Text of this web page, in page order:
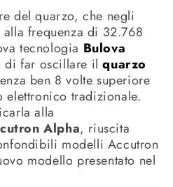
del quarzo, che negli
frequenza di 32.768
tecnologia Bulova
di far oscillare ilquarzo
ben 8 volte superiore
tradizionale.
alla
Alpha, riuscita
modelli Accutron
modello presentato nel